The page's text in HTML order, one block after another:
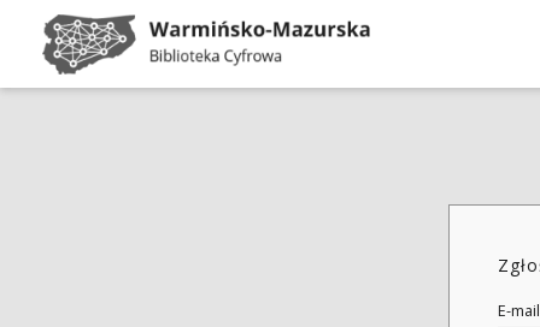
E-mail